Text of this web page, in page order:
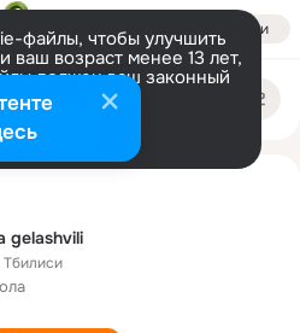
Войти
файлы, чтобы улучшить
ваш возраст менее 13 лет,
должен ваш законный
информации
gelashvili
Тбилиси